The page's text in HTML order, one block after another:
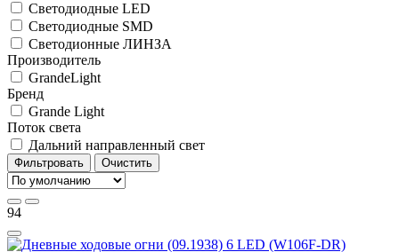
Светодиодные LED
Светодиодные SMD
Светодионные ЛИНЗА
Производитель
GrandeLight
Бренд
Grande Light
Поток света
Дальний направленный свет
Фильтровать Очистить
94